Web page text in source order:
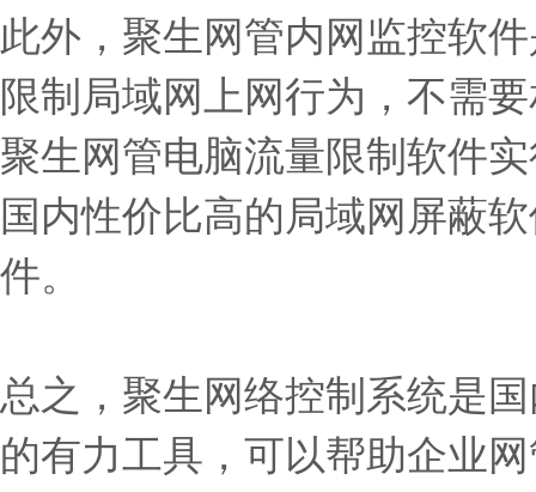
此外，聚生网管内网监控软
限制局域网上网行为，不需
聚生网管电脑流量限制软件
国内性价比高的局域网屏蔽
件。
总之，聚生网络控制系统是
的有力工具，可以帮助企业